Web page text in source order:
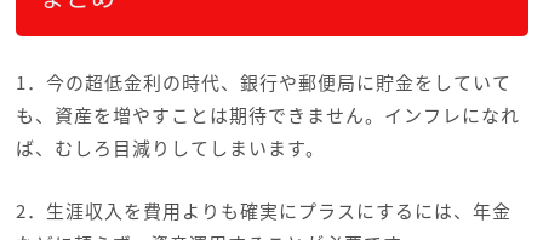
1．今の超低金利の時代、銀行や郵便局に貯金をしていて
も、資産を増やすことは期待できません。インフレになれ
ば、むしろ目減りしてしまいます。
2．生涯収入を費用よりも確実にプラスにするには、年金